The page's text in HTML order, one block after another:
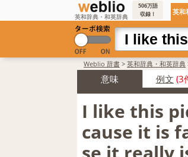
英和辞典・和英辞典
506万語
収録！
英和
Weblio 辞書 > 英和辞典・和英辞典
味・解説意味 例文 (3
I like this
cause it is